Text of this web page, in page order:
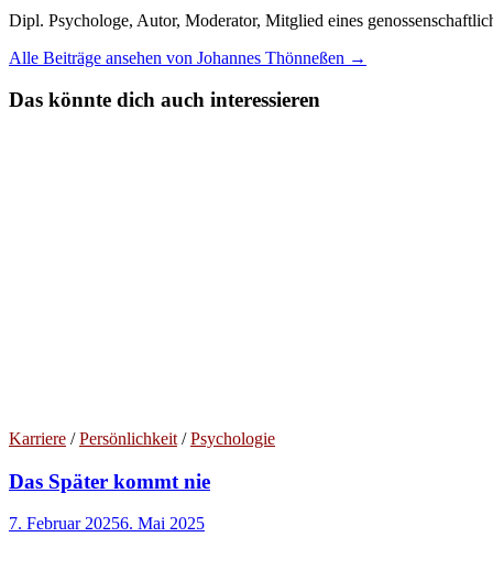
Dipl. Psychologe, Autor, Moderator, Mitglied eines
Alle Beiträge ansehen von Johannes Thönneßen →
Das könnte dich auch interessieren
Karriere /Persönlichkeit /Psychologie
Das Später kommt nie
7. Februar 20256. Mai 2025